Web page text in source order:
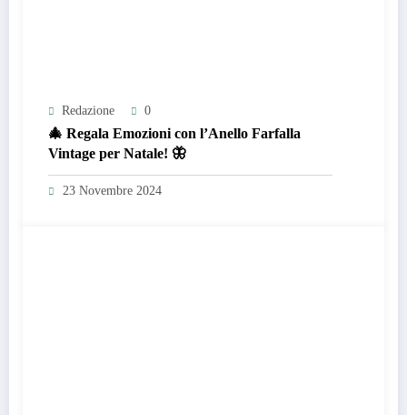
Redazione 0
🎄 Regala Emozioni con l’Anello Farfalla
Vintage per Natale! 🦋
23 Novembre 2024